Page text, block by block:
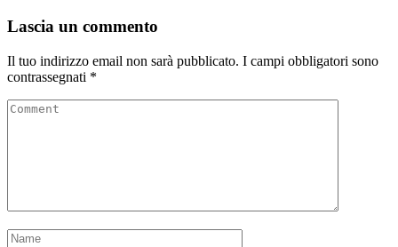
Lascia un commento
Il tuo indirizzo email non sarà pubblicato. I campi obbligatori sono
contrassegnati *